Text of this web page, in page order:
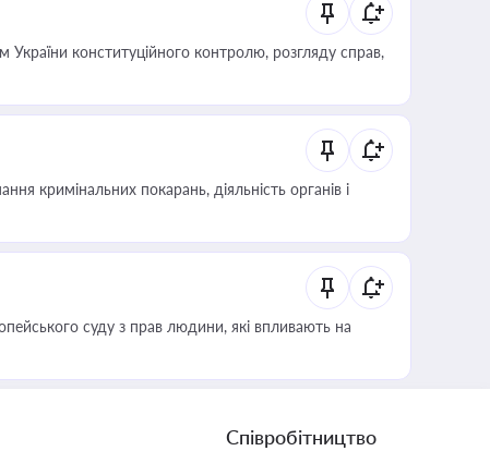
конституційного контролю, розгляду справ,
кримінальних покарань, діяльність органів і
суду з прав людини, які впливають на
Співробітництво